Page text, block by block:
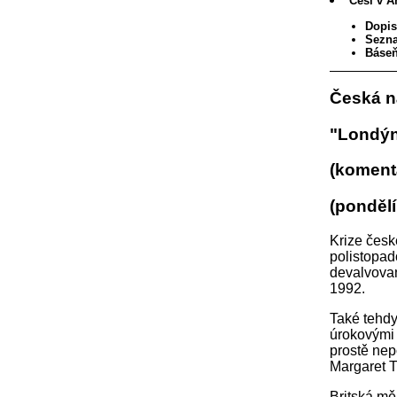
Česká
Krize
1992.
Také
prostě
Margaret